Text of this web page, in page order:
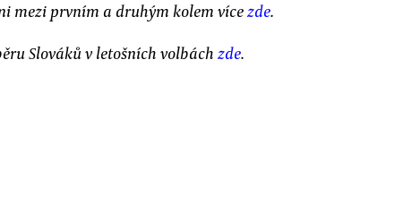
mezi prvním a druhým kolem vícezde.
Slováků v letošních volbách zde.